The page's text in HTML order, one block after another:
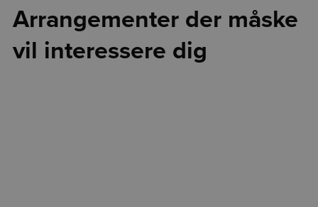
Arrangementer der måske
vil interessere dig